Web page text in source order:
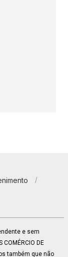
e sem
DE
também que não